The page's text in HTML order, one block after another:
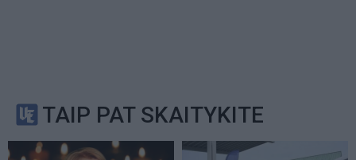
TAIP PAT SKAITYKITE